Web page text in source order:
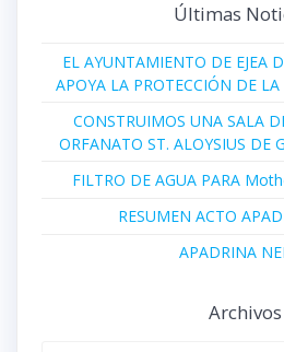
Últimas
EL AYUNTAMIENTO DE EJEA
APOYA LA PROTECCIÓN DE
CONSTRUIMOS UNA SALA
ORFANATO ST. ALOYSIUS DE
FILTRO DE AGUA PARA
RESUMEN ACTO
APADRINA
Archivos